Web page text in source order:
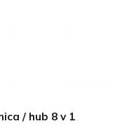
/ hub 8 v 1